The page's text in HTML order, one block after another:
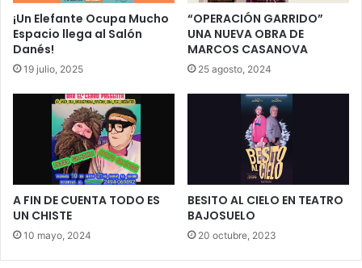
¡Un Elefante Ocupa Mucho
Espacio llega al Salón
Danés!
19 julio, 2025
“OPERACIÓN GARRIDO”
UNA NUEVA OBRA DE
MARCOS CASANOVA
25 agosto, 2024
A FIN DE CUENTA TODO ES
UN CHISTE
10 mayo, 2024
BESITO AL CIELO EN TEATRO
BAJOSUELO
20 octubre, 2023